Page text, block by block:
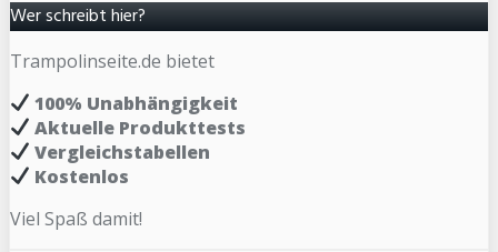
Wer schreibt hier?
Trampolinseite.de bietet
100% Unabhängigkeit
Aktuelle Produkttests
Vergleichstabellen
Kostenlos
Viel Spaß damit!